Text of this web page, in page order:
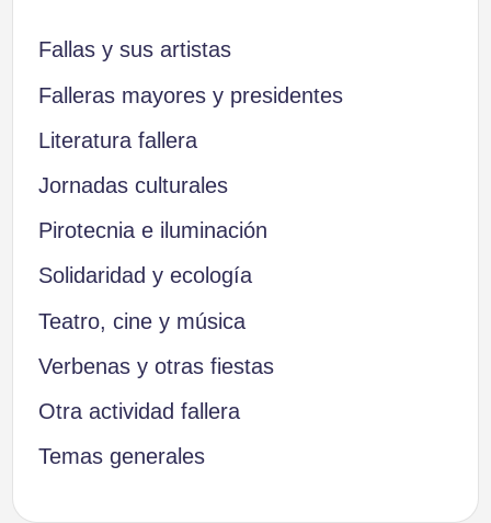
Fallas y sus artistas
Falleras mayores y presidentes
Literatura fallera
Jornadas culturales
Pirotecnia e iluminación
Solidaridad y ecología
Teatro, cine y música
Verbenas y otras fiestas
Otra actividad fallera
Temas generales